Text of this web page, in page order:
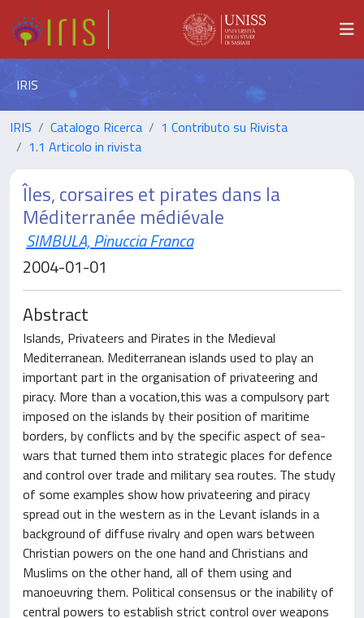
IRIS
IRIS Catalogo Ricerca
1 Contributo su Rivista
1.1 Articolo in rivista
Îles, corsaires et pirates dans la
Méditerranée médiévale
SIMBULA, Pinuccia Franca
2004-01-01
Abstract
Islands, Privateers and Pirates in the Medieval
Mediterranean. Mediterranean islands used to play an
important part in the organisation of privateering and
piracy. More than a vocation,this was a compulsory part
imposed on the islands by their position of maritime
borders, by conflicts and by the specific aspect of sea-
wars that turned them into strategic places for defence
and control over trade and military sea routes. The study
of some examples show how privateering and piracy
spread out in the western as in the Levant islands in a
background of diffuse rivalry and open wars between
Christian powers on the one hand and Christians and
Muslims on the other hand, all of them using and
manoeuvring them. Political consensus or the inability of
central powers to establish strict control over weapons